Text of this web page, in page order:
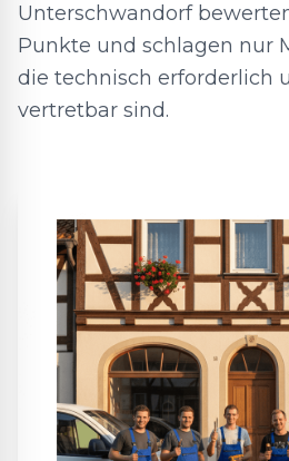
Unterschwandorf
Punkte und schlagen nur
die technisch erforderlich
vertretbar sind.